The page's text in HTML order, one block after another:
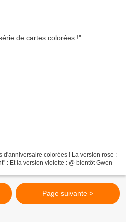
d'anniversaire colorées ! La version rose :
: Et la version violette : @ bientôt Gwen
Page suivante >